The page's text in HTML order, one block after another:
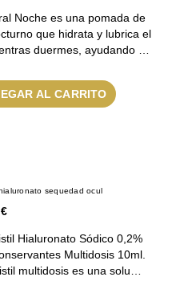
Noche es una pomada de
que hidrata y lubrica el
duermes, ayudando …
AL CARRITO
sequedad ocul
Hialuronato Sódico 0,2%
Multidosis 10ml.
multidosis es una solu…